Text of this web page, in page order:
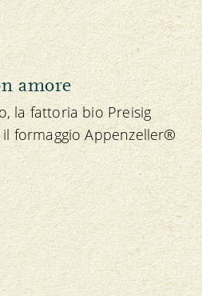
amore
la fattoria bio Preisig
formaggio Appenzeller®